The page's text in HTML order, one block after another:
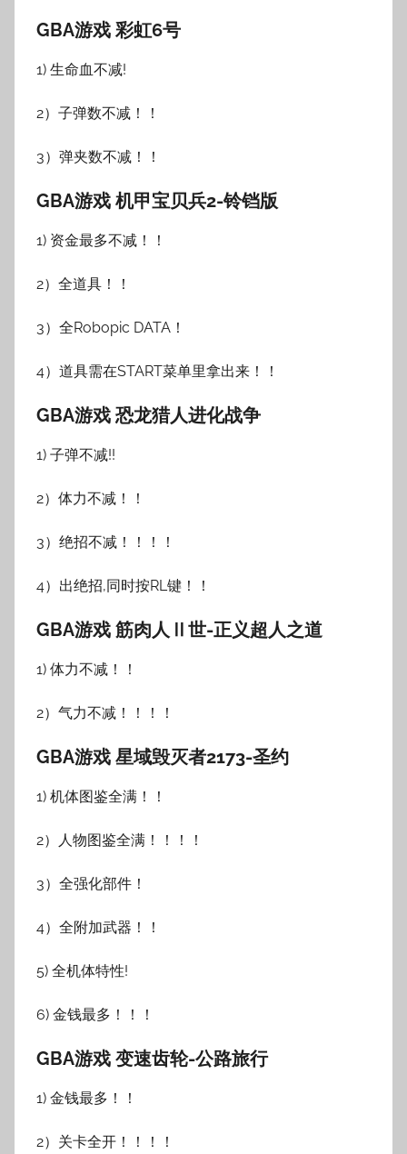
GBA游戏 彩虹6号
1) 生命血不减!
2）子弹数不减！！
3）弹夹数不减！！
GBA游戏 机甲宝贝兵2-铃铛版
1) 资金最多不减！！
2）全道具！！
3）全Robopic DATA！
4）道具需在START菜单里拿出来！！
GBA游戏 恐龙猎人进化战争
1) 子弹不减!!
2）体力不减！！
3）绝招不减！！！！
4）出绝招,同时按RL键！！
GBA游戏 筋肉人Ⅱ世-正义超人之道
1) 体力不减！！
2）气力不减！！！！
GBA游戏 星域毁灭者2173-圣约
1) 机体图鉴全满！！
2）人物图鉴全满！！！！
3）全强化部件！
4）全附加武器！！
5) 全机体特性!
6) 金钱最多！！！
GBA游戏 变速齿轮-公路旅行
1) 金钱最多！！
2）关卡全开！！！！